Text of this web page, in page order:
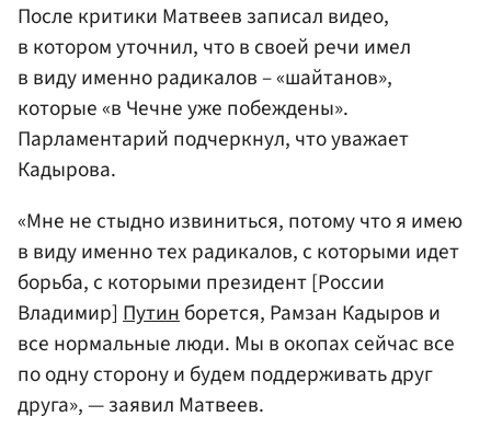
После критики Матвеев записал видео,
в котором уточнил, что в своей речи имел
в виду именно радикалов – «шайтанов»,
которые «в Чечне уже побеждены».
Парламентарий подчеркнул, что уважает
Кадырова.
«Мне не стыдно извиниться, потому что я имею
в виду именно тех радикалов, с которыми идет
борьба, с которыми президент [России
Владимир] Путинборется, Рамзан Кадыров и
все нормальные люди. Мы в окопах сейчас все
по одну сторону и будем поддерживать друг
друга», — заявил Матвеев.